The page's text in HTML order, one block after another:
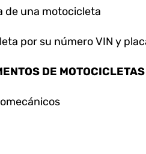
de una motocicleta
por su número VIN y
DE